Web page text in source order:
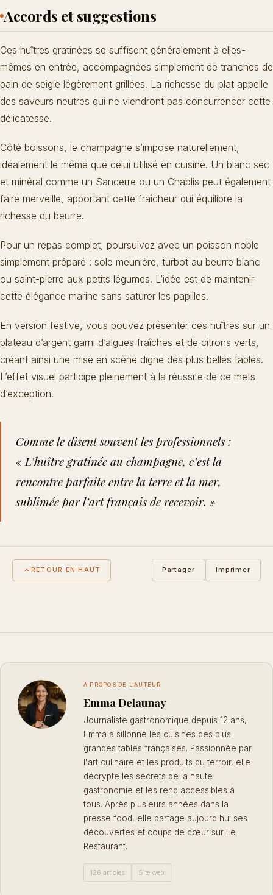
Accords et suggestions
Ces huîtres gratinées se suffisent généralement à elles-
mêmes en entrée, accompagnées simplement de tranches de
pain de seigle légèrement grillées. La richesse du plat appelle
des saveurs neutres qui ne viendront pas concurrencer cette
délicatesse.
Côté boissons, le champagne s’impose naturellement,
idéalement le même que celui utilisé en cuisine. Un blanc sec
et minéral comme un Sancerre ou un Chablis peut également
faire merveille, apportant cette fraîcheur qui équilibre la
richesse du beurre.
Pour un repas complet, poursuivez avec un poisson noble
simplement préparé : sole meunière, turbot au beurre blanc
ou saint-pierre aux petits légumes. L’idée est de maintenir
cette élégance marine sans saturer les papilles.
En version festive, vous pouvez présenter ces huîtres sur un
plateau d’argent garni d’algues fraîches et de citrons verts,
créant ainsi une mise en scène digne des plus belles tables.
L’effet visuel participe pleinement à la réussite de ce mets
d’exception.
Comme le disent souvent les professionnels :
« L’huître gratinée au champagne, c’est la
rencontre parfaite entre la terre et la mer,
sublimée par l’art français de recevoir. »
RETOUR EN HAUT Partager Imprimer
À PROPOS DE L'AUTEUR
Emma Delaunay
Journaliste gastronomique depuis 12 ans,
Emma a sillonné les cuisines des plus
grandes tables françaises. Passionnée par
l'art culinaire et les produits du terroir, elle
décrypte les secrets de la haute
gastronomie et les rend accessibles à
tous. Après plusieurs années dans la
presse food, elle partage aujourd'hui ses
découvertes et coups de cœur sur Le
Restaurant.
126 articles Site web